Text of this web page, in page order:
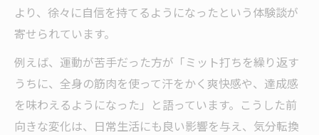
より、徐々に自信を持てるようになったという体験談が
寄せられています。
例えば、運動が苦手だった方が「ミット打ちを繰り返す
うちに、全身の筋肉を使って汗をかく爽快感や、達成感
を味わえるようになった」と語っています。こうした前
向きな変化は、日常生活にも良い影響を与え、気分転換